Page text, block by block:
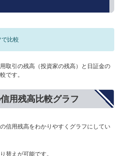
比較
取引の残高（投資家の残高）と日証金の
です。
用残高比較グラフ
信用残高をわかりやすくグラフにしてい
替えが可能です。